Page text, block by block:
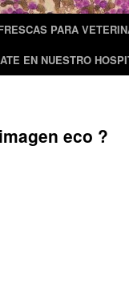
PARA
EN NUESTRO
eco ?